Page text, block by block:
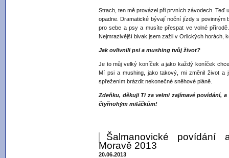
Strach, ten mě provázel při prvních závodech. Teď
opadne. Dramatické bývají noční jízdy s povinným
pro sebe a psy a musíte přespat ve volné
Nejmrazivější bivak jsem zažil v Orlických horách,
Jak ovlivnili psi a mushing tvůj život?
Je to můj velký koníček a jako každý koníček
Mí psi a mushing, jako takový, mi změnil život
spřežením brázdit nekonečné sněhové pláně.
Zdeňku, děkuji Ti za velmi zajímavé povídání,
čtyřnohým miláčkům!
Šalmanovické povídání
Moravě 2013
20.06.2013